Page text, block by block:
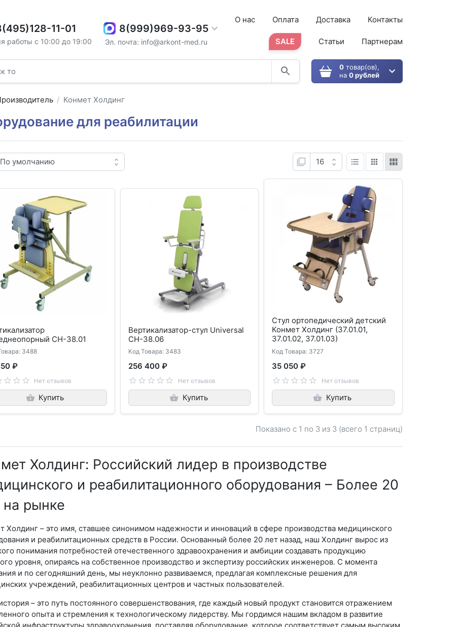
11-01
работы с 10:00 до 19:00
8(999)969-93-95
Эл. почта: info@arkont-med.ru
О нас Оплата Доставка Контакты
SALE Статьи Партнерам
0товар(ов),
на 0 рублей
Конмет Холдинг
для реабилитации
СH-38.01
3488
₽
Нет отзывов
Купить
Вертикализатор-стул Universal
СH-38.06
Код Товара: 3483
256 400 ₽
Нет отзывов
Купить
Стул ортопедический детский
Конмет Холдинг (37.01.01,
37.01.02, 37.01.03)
Код Товара: 3727
35 050 ₽
Нет отзывов
Купить
Показано с 1 по 3из 3 (всего 1 страниц)
Холдинг: Российский лидер в производстве
и реабилитационного оборудования – Более 20
на рынке
Холдинг – это имя, ставшее синонимом надежности и инноваций в сфере производства медицинского
и реабилитационных средств в России. Основанный более 20 лет назад, наш Холдинг вырос из
понимания потребностей отечественного здравоохранения и амбиции создавать продукцию
уровня, опираясь на собственное производство и экспертизу российских инженеров. С момента
и по сегодняшний день, мы неуклонно развиваемся, предлагая комплексные решения для
учреждений, реабилитационных центров и частных пользователей.
– это путь постоянного совершенствования, где каждый новый продукт становится отражением
опыта и стремления к технологическому лидерству. Мы гордимся нашим вкладом в развитие
инфраструктуры здравоохранения, поставляя оборудование, которое соответствует самым высоким